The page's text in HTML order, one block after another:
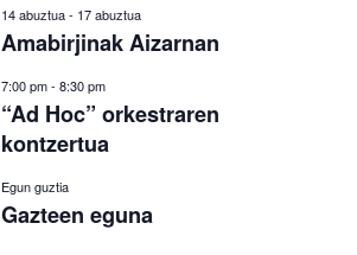
14 abuztua- 17 abuztua
Amabirjinak Aizarnan
7:00 pm- 8:30 pm
“Ad Hoc” orkestraren
kontzertua
Egun guztia
Gazteen eguna